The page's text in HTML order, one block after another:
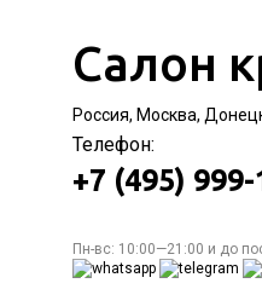
Салон
Россия, Москва,
Телефон:
+7 (495) 999-
Пн-вс: 10:00—21:00 и до